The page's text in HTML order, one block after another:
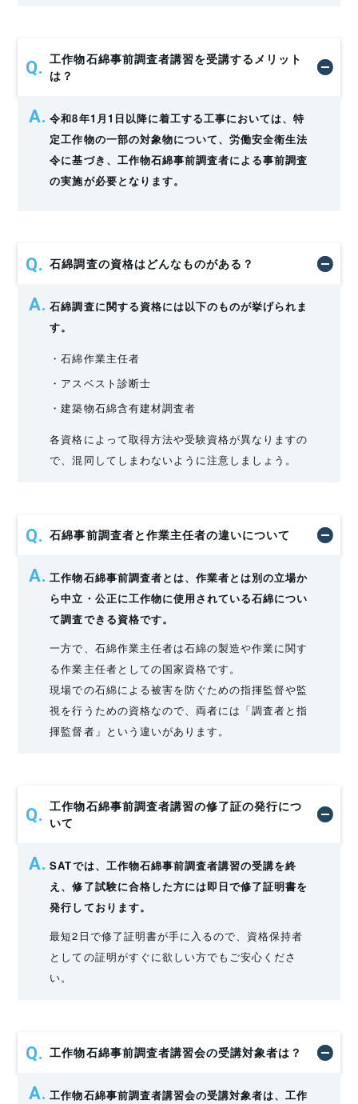
工作物石綿事前調査者講習を受講するメリット
は？
令和8年1月1日以降に着工する工事においては、特
定工作物の一部の対象物について、労働安全衛生法
令に基づき、工作物石綿事前調査者による事前調査
の実施が必要となります。
石綿調査の資格はどんなものがある？
石綿調査に関する資格には以下のものが挙げられま
す。
・石綿作業主任者
・アスベスト診断士
・建築物石綿含有建材調査者
各資格によって取得方法や受験資格が異なりますの
で、混同してしまわないように注意しましょう。
石綿事前調査者と作業主任者の違いについて
工作物石綿事前調査者とは、作業者とは別の立場か
ら中立・公正に工作物に使用されている石綿につい
て調査できる資格です。
一方で、石綿作業主任者は石綿の製造や作業に関す
る作業主任者としての国家資格です。
現場での石綿による被害を防ぐための指揮監督や監
視を行うための資格なので、両者には「調査者と指
揮監督者」という違いがあります。
工作物石綿事前調査者講習の修了証の発行につ
いて
SATでは、工作物石綿事前調査者講習の受講を終
え、修了試験に合格した方には即日で修了証明書を
発行しております。
最短2日で修了証明書が手に入るので、資格保持者
としての証明がすぐに欲しい方でもご安心くださ
い。
工作物石綿事前調査者講習会の受講対象者は？
工作物石綿事前調査者講習会の受講対象者は、工作